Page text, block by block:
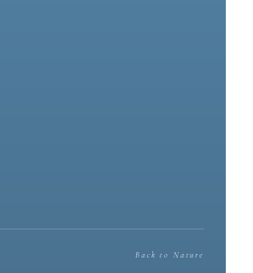
Back to Nature